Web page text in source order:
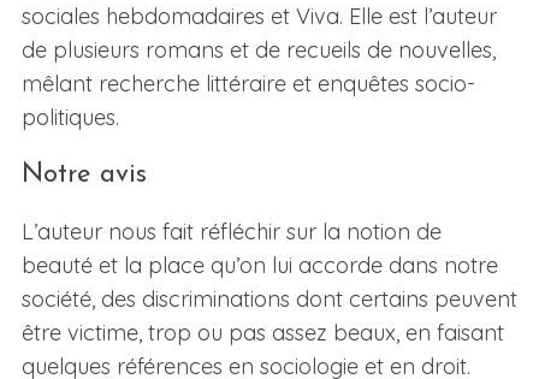
sociales hebdomadaires et Viva. Elle est l’auteur
de plusieurs romans et de recueils de nouvelles,
mêlant recherche littéraire et enquêtes socio-
politiques.
Notre avis
L’auteur nous fait réfléchir sur la notion de
beauté et la place qu’on lui accorde dans notre
société, des discriminations dont certains peuvent
être victime, trop ou pas assez beaux, en faisant
quelques références en sociologie et en droit.